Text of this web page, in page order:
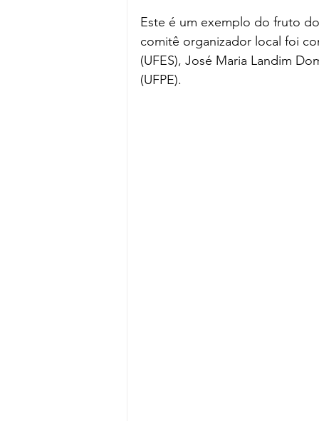
Este é um exemplo do fruto
comitê organizador local foi
(UFES), José Maria Landim
(UFPE).